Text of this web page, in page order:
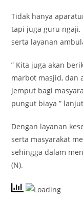
Tidak hanya
tapi juga guru ngaji,
serta layanan
” Kita juga akan
marbot masjid, dan
jemput bagi
pungut biaya ”
Dengan layanan
serta masyarakat
sehingga dalam
(N).